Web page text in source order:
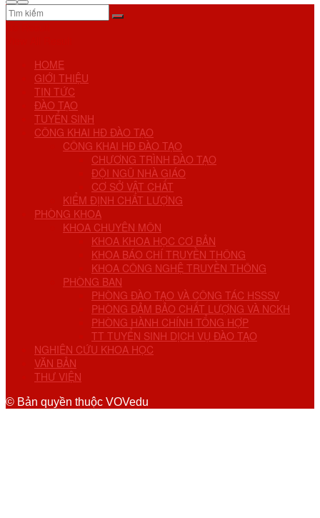
HOME
GIỚI THIỆU
TIN TỨC
ĐÀO TẠO
TUYỂN SINH
CÔNG KHAI HĐ ĐÀO TẠO
CÔNG KHAI HĐ ĐÀO TẠO
CHƯƠNG TRÌNH ĐÀO TẠO
ĐỘI NGŨ NHÀ GIÁO
CƠ SỞ VẬT CHẤT
KIỂM ĐỊNH CHẤT LƯỢNG
PHÒNG KHOA
KHOA CHUYÊN MÔN
KHOA KHOA HỌC CƠ BẢN
KHOA BÁO CHÍ TRUYỀN THÔNG
KHOA CÔNG NGHỆ TRUYỀN THÔNG
PHÒNG BAN
PHÒNG ĐÀO TẠO VÀ CÔNG TÁC HSSSV
PHÒNG ĐẢM BẢO CHẤT LƯỢNG VÀ NCKH
PHÒNG HÀNH CHÍNH TỔNG HỢP
TT TUYỂN SINH DỊCH VỤ ĐÀO TẠO
NGHIÊN CỨU KHOA HỌC
VĂN BẢN
THƯ VIỆN
© Bản quyền thuộc VOVedu